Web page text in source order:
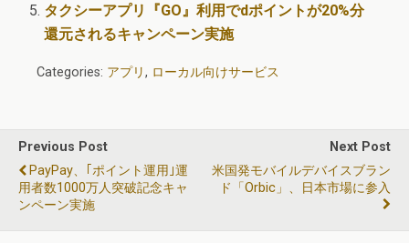
タクシーアプリ『GO』利用でdポイントが20%分
還元されるキャンペーン実施
Categories: アプリ, ローカル向けサービス
Previous Post
PayPay、｢ポイント運用｣運
用者数1000万人突破記念キャ
ンペーン実施
Next Post
米国発モバイルデバイスブラン
ド「Orbic」、日本市場に参入